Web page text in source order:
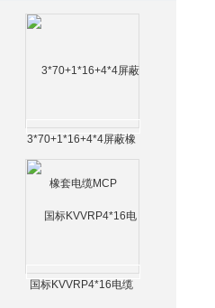
3*70+1*16+4*4屏蔽橡
国标KVVRP4*16电缆